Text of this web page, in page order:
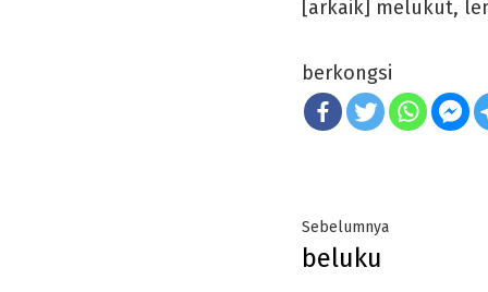
[arkaik] melukut,
berkongsi
Post
navigation
SebelumnyaPrevious
beluku